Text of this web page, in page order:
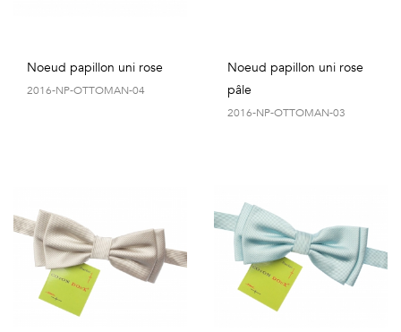
Noeud papillon uni rose
2016-NP-OTTOMAN-04
Noeud papillon uni rose
pâle
2016-NP-OTTOMAN-03